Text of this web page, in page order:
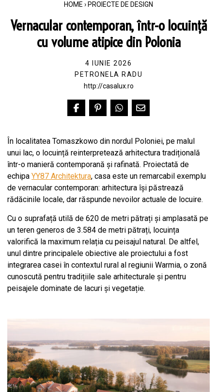
HOME › PROIECTE DE DESIGN
Vernacular contemporan, într-o locuință
cu volume atipice din Polonia
4 IUNIE 2026
PETRONELA RADU
http://casalux.ro
În localitatea Tomaszkowo din nordul Poloniei, pe malul
unui lac, o locuință reinterpretează arhitectura tradițională
într-o manieră contemporană și rafinată. Proiectată de
echipa YY87 Architektura, casa este un remarcabil exemplu
de vernacular contemporan: arhitectura își păstrează
rădăcinile locale, dar răspunde nevoilor actuale de locuire.
Cu o suprafață utilă de 620 de metri pătrați și amplasată pe
un teren generos de 3.584 de metri pătrați, locuința
valorifică la maximum relația cu peisajul natural. De altfel,
unul dintre principalele obiective ale proiectului a fost
integrarea casei în contextul rural al regiunii Warmia, o zonă
cunoscută pentru tradițiile sale arhitecturale și pentru
peisajele dominate de lacuri și vegetație.